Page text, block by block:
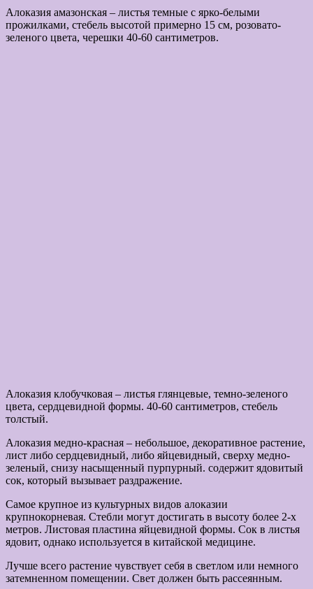
Алоказия амазонская – листья темные с ярко-белыми
прожилками, стебель высотой примерно 15 см, розовато-
зеленого цвета, черешки 40-60 сантиметров.
Алоказия клобучковая – листья глянцевые, темно-зеленого
цвета, сердцевидной формы. 40-60 сантиметров, стебель
толстый.
Алоказия медно-красная – небольшое, декоративное растение,
лист либо сердцевидный, либо яйцевидный, сверху медно-
зеленый, снизу насыщенный пурпурный. содержит ядовитый
сок, который вызывает раздражение.
Самое крупное из культурных видов алоказии
крупнокорневая. Стебли могут достигать в высоту более 2-х
метров. Листовая пластина яйцевидной формы. Сок в листья
ядовит, однако используется в китайской медицине.
Лучше всего растение чувствует себя в светлом или немного
затемненном помещении. Свет должен быть рассеянным.